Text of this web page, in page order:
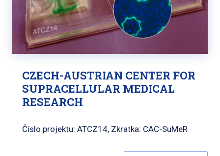
CZECH-AUSTRIAN CENTER FOR
SUPRACELLULAR MEDICAL
RESEARCH
Číslo projektu: ATCZ14, Zkratka: CAC-SuMeR